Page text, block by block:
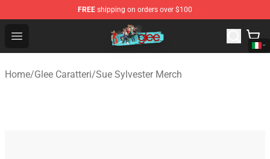
FREE shipping on orders over $100
Open menu
Glee Store - Official Glee Merchandise Shop
Home/Glee Caratteri/Sue Sylvester Merch